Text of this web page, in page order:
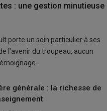
: une gestion minutieuse
porte un soin particulier à ses
l'avenir du troupeau, aucun
générale : la richesse de